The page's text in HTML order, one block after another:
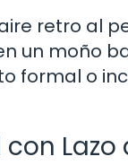
retro al
un moño
formal o
Lazo